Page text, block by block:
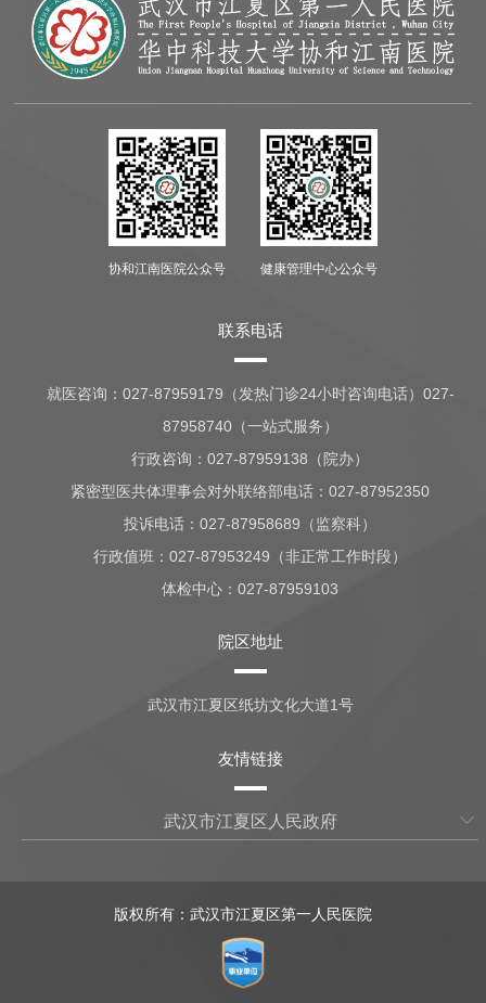
协和江南医院公众号 健康管理中心公众号
联系电话
就医咨询： 027-87959179（发热门诊24小时咨询电话）027-
87958740（一站式服务）
行政咨询：027-87959138（院办）
紧密型医共体理事会对外联络部电话：027-87952350
投诉电话：027-87958689（监察科）
行政值班：027-87953249（非正常工作时段）
体检中心：027-87959103
院区地址
武汉市江夏区纸坊文化大道1号
友情链接
武汉市江夏区人民政府
版权所有：武汉市江夏区第一人民医院